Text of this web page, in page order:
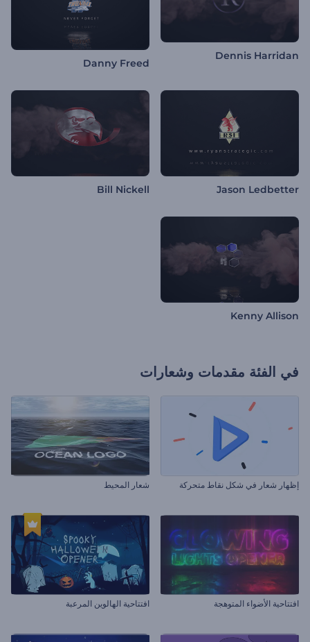
Dennis Harridan
Danny Freed
Jason Ledbetter
Bill Nickell
Kenny Allison
في الفئة مقدمات وشعارات
إظهار شعار في شكل نقاط متحركة شعار المحيط
افتتاحية الأضواء المتوهجة افتتاحية الهالوين المرعبة